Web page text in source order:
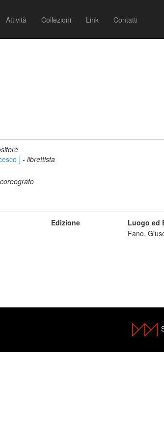
Attività Collezioni Link Contatti
] - librettista
coreografo
Edizione
Luogo ed
Fano,